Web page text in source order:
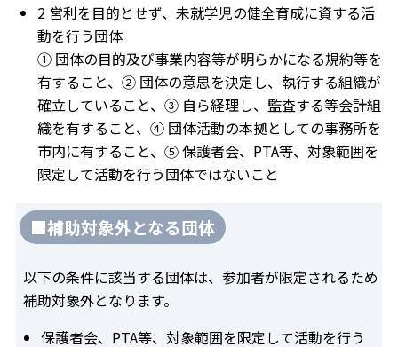
2 営利を目的とせず、未就学児の健全育成に資する活
動を行う団体
① 団体の目的及び事業内容等が明らかになる規約等を
有すること、② 団体の意思を決定し、執行する組織が
確立していること、③ 自ら経理し、監査する等会計組
織を有すること、④ 団体活動の本拠としての事務所を
市内に有すること、⑤ 保護者会、PTA等、対象範囲を
限定して活動を行う団体ではないこと
■補助対象外となる団体
以下の条件に該当する団体は、参加者が限定されるため
補助対象外となります。
保護者会、PTA等、対象範囲を限定して活動を行う